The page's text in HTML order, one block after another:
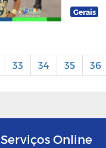
Gerais
33 34 35 36
Serviços Online